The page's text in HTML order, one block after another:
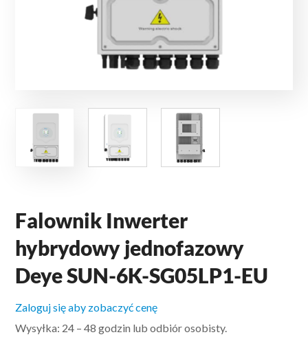
Falownik Inwerter
hybrydowy jednofazowy
Deye SUN-6K-SG05LP1-EU
Zaloguj się aby zobaczyć cenę
Wysyłka: 24 – 48 godzin lub odbiór osobisty.